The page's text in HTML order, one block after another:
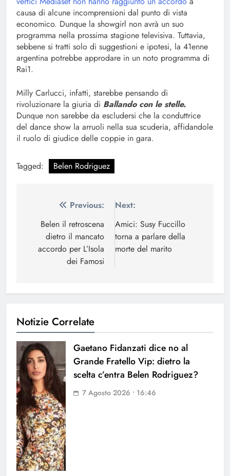
causa di alcune incomprensioni dal punto di vista
economico. Dunque la showgirl non avrà un suo
programma nella prossima stagione televisiva. Tuttavia,
sebbene si tratti solo di suggestioni e ipotesi, la 41enne
argentina potrebbe approdare in un noto programma di
Rai1.
Milly Carlucci, infatti, starebbe pensando di
rivoluzionare la giuria di Ballando con le stelle.
Dunque non sarebbe da escludersi che la conduttrice
del dance show la arruoli nella sua scuderia, affidandole
il ruolo di giudice delle coppie in gara.
Tagged: Belen Rodriguez
Navigazione
articoli
Previous:
Belen il retroscena
dietro il mancato
accordo per L’Isola
dei Famosi
Next:
Amici: Susy Fuccillo
torna a parlare della
morte del marito
Notizie Correlate
Gaetano Fidanzati dice no al
Grande Fratello Vip: dietro la
scelta c’entra Belen Rodriguez?
7 Agosto 2026 • 16:46